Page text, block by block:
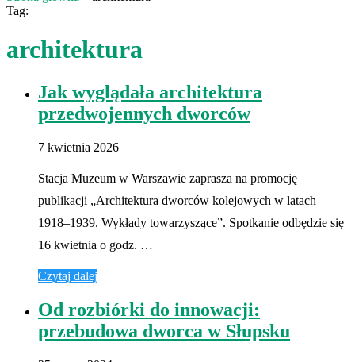
Tag:
architektura
Jak wyglądała architektura
przedwojennych dworców
7 kwietnia 2026
Stacja Muzeum w Warszawie zaprasza na promocję
publikacji „Architektura dworców kolejowych w latach
1918–1939. Wykłady towarzyszące”. Spotkanie odbędzie się
16 kwietnia o godz. …
Czytaj dalej
Od rozbiórki do innowacji:
przebudowa dworca w Słupsku